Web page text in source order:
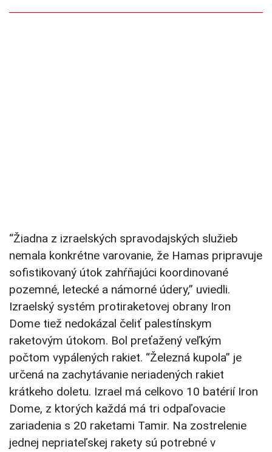
“Žiadna z izraelských spravodajských služieb
nemala konkrétne varovanie, že Hamas pripravuje
sofistikovaný útok zahŕňajúci koordinované
pozemné, letecké a námorné údery,” uviedli.
Izraelský systém protiraketovej obrany Iron
Dome tiež nedokázal čeliť palestínskym
raketovým útokom. Bol preťažený veľkým
počtom vypálených rakiet. “Železná kupola” je
určená na zachytávanie neriadených rakiet
krátkeho doletu. Izrael má celkovo 10 batérií Iron
Dome, z ktorých každá má tri odpaľovacie
zariadenia s 20 raketami Tamir. Na zostrelenie
jednej nepriateľskej rakety sú potrebné v